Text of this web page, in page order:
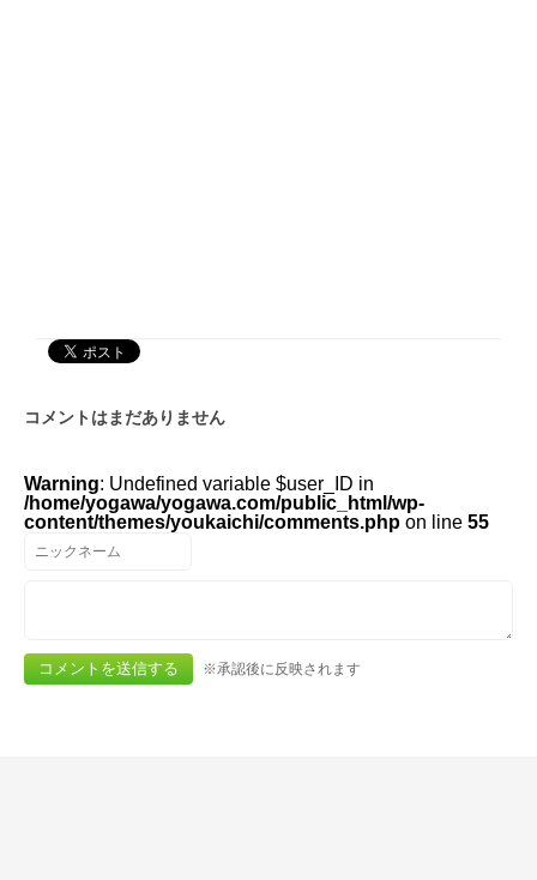
コメントはまだありません
Warning: Undefined variable $user_ID in
/home/yogawa/yogawa.com/public_html/wp-
content/themes/youkaichi/comments.php on line 55
※承認後に反映されます